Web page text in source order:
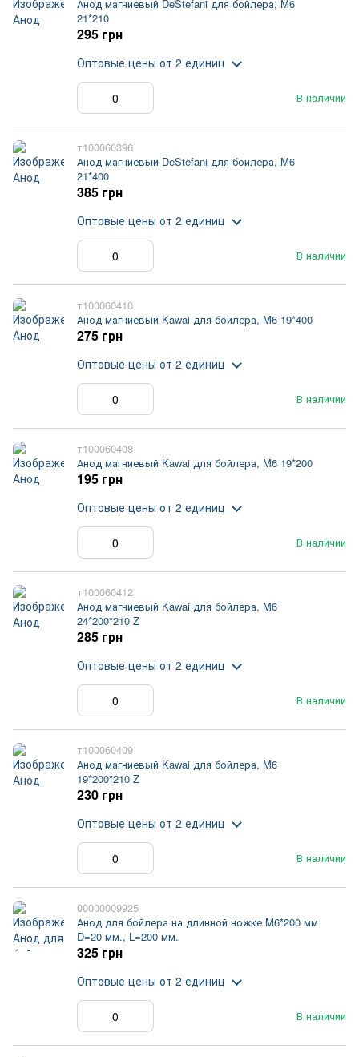
Анод магниевый DeStefani для бойлера, M6
21*210
В наличии
295 грн
Оптовые цены от 2 единиц
т100060396
Анод магниевый DeStefani для бойлера, M6
21*400
В наличии
385 грн
Оптовые цены от 2 единиц
т100060410
Анод магниевый Kawai для бойлера, M6 19*400
В наличии
275 грн
Оптовые цены от 2 единиц
т100060408
Анод магниевый Kawai для бойлера, M6 19*200
В наличии
195 грн
Оптовые цены от 2 единиц
т100060412
Анод магниевый Kawai для бойлера, M6
24*200*210 Z
В наличии
285 грн
Оптовые цены от 2 единиц
т100060409
Анод магниевый Kawai для бойлера, M6
19*200*210 Z
В наличии
230 грн
Оптовые цены от 2 единиц
00000009925
Анод для бойлера на длинной ножке M6*200 мм
D=20 мм., L=200 мм.
В наличии
325 грн
Оптовые цены от 2 единиц